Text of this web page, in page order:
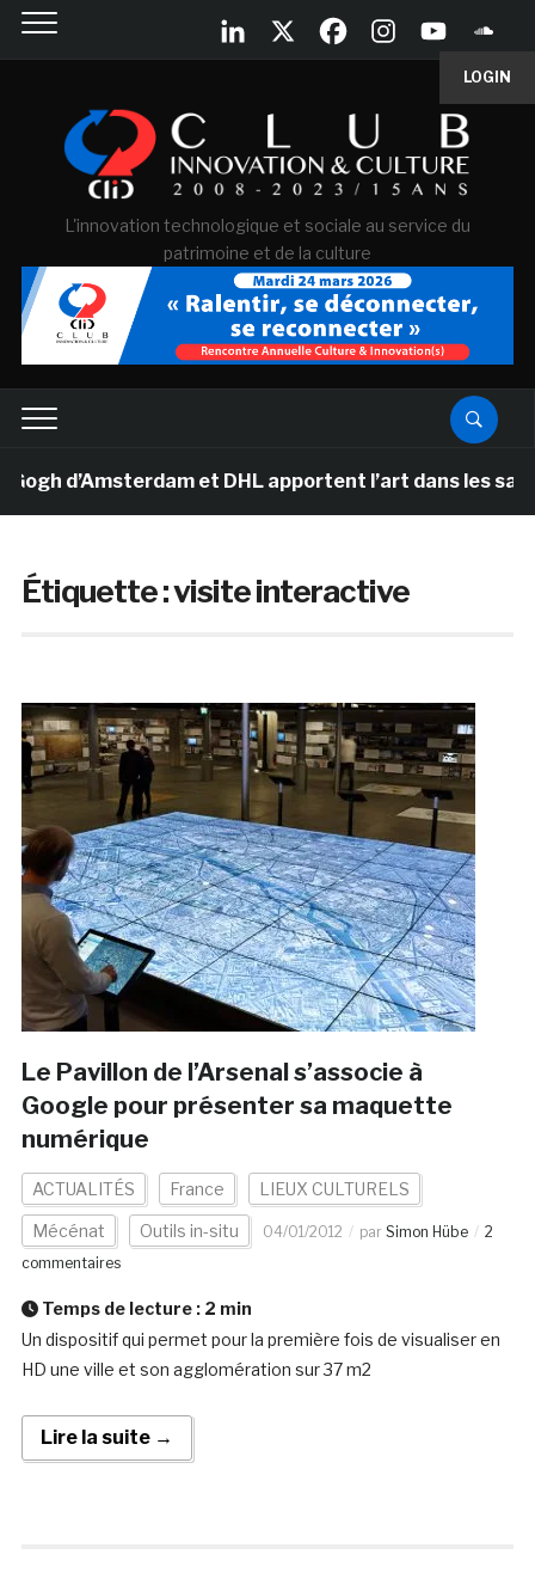
LOGIN
L'innovation technologique et sociale au service du
patrimoine et de la culture
d’Amsterdam et DHL apportent l’art dans les salles
Étiquette :visite interactive
Le Pavillon de l’Arsenal s’associe à
Google pour présenter sa maquette
numérique
ACTUALITÉS France LIEUX CULTURELS
Mécénat Outils in-situ 04/01/2012 par Simon Hübe
2
commentaires
Temps de lecture : 2 min
Un dispositif qui permet pour la première fois de visualiser en
HD une ville et son agglomération sur 37 m2
Lire la suite →